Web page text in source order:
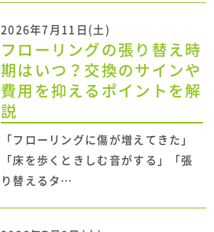
2026年7月11日(土)
フローリングの張り替え時
期はいつ？交換のサインや
費用を抑えるポイントを解
説
「フローリングに傷が増えてきた」
「床を歩くときしむ音がする」「張
り替えるタ…